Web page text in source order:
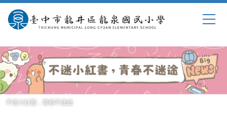
到
內
容
區
不迷小紅書，青春不迷途